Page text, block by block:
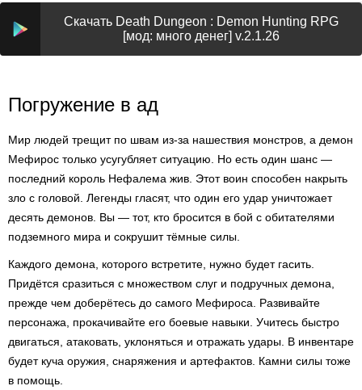
Скачать Death Dungeon : Demon Hunting RPG
[мод: много денег] v.2.1.26
Погружение в ад
Мир людей трещит по швам из-за нашествия монстров, а демон
Мефирос только усугубляет ситуацию. Но есть один шанс —
последний король Нефалема жив. Этот воин способен накрыть
зло с головой. Легенды гласят, что один его удар уничтожает
десять демонов. Вы — тот, кто бросится в бой с обитателями
подземного мира и сокрушит тёмные силы.
Каждого демона, которого встретите, нужно будет гасить.
Придётся сразиться с множеством слуг и подручных демона,
прежде чем доберётесь до самого Мефироса. Развивайте
персонажа, прокачивайте его боевые навыки. Учитесь быстро
двигаться, атаковать, уклоняться и отражать удары. В инвентаре
будет куча оружия, снаряжения и артефактов. Камни силы тоже
в помощь.